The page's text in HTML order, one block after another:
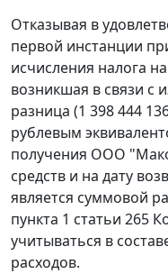
Отказывая в
первой инстанции
исчисления налога
возникшая в связи с
разница (1 398 444
рублевым
получения ООО
средств и на дату
является суммовой
пункта 1 статьи 265
учитываться в
расходов.